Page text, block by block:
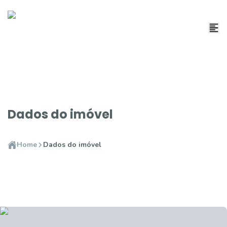
Dados do imóvel
Home Dados do imóvel